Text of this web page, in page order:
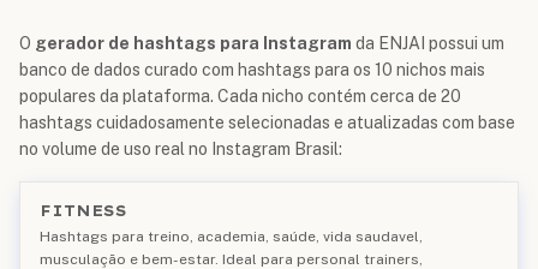
O gerador de hashtags para Instagram da ENJAI possui um
banco de dados curado com hashtags para os 10 nichos mais
populares da plataforma. Cada nicho contém cerca de 20
hashtags cuidadosamente selecionadas e atualizadas com base
no volume de uso real no Instagram Brasil:
FITNESS
Hashtags para treino, academia, saúde, vida saudavel,
musculação e bem-estar. Ideal para personal trainers,